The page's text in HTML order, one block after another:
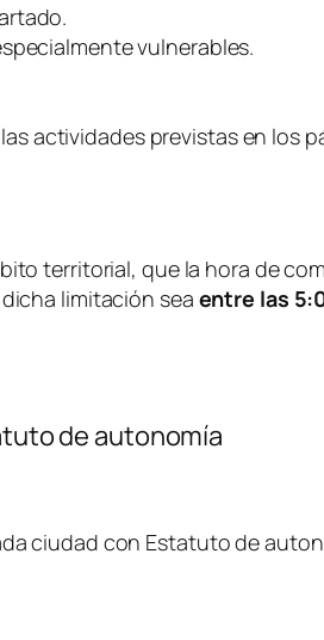
vulnerables.
actividades previstas en los
territorial, que la hora de
limitación sea entre las
de autonomía
ciudad con Estatuto de